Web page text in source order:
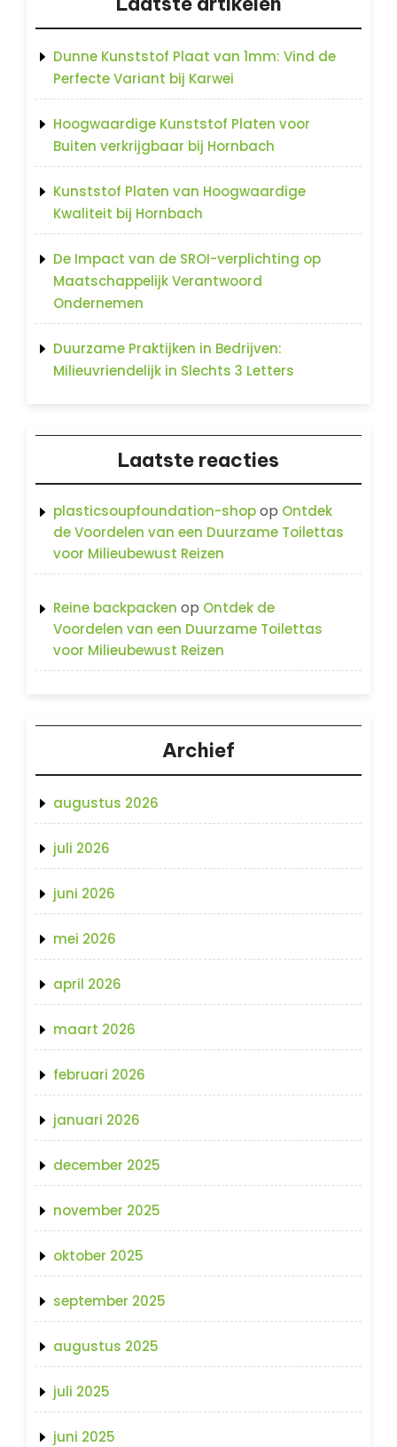
Dunne Kunststof Plaat van 1mm: Vind de
Perfecte Variant bij Karwei
Hoogwaardige Kunststof Platen voor
Buiten verkrijgbaar bij Hornbach
Kunststof Platen van Hoogwaardige
Kwaliteit bij Hornbach
De Impact van de SROI-verplichting op
Maatschappelijk Verantwoord
Ondernemen
Duurzame Praktijken in Bedrijven:
Milieuvriendelijk in Slechts 3 Letters
Laatste reacties
plasticsoupfoundation-shopop Ontdek
de Voordelen van een Duurzame Toilettas
voor Milieubewust Reizen
Reine backpacken op Ontdek de
Voordelen van een Duurzame Toilettas
voor Milieubewust Reizen
Archief
augustus 2026
juli 2026
juni 2026
mei 2026
april 2026
maart 2026
februari 2026
januari 2026
december 2025
november 2025
oktober 2025
september 2025
augustus 2025
juli 2025
juni 2025